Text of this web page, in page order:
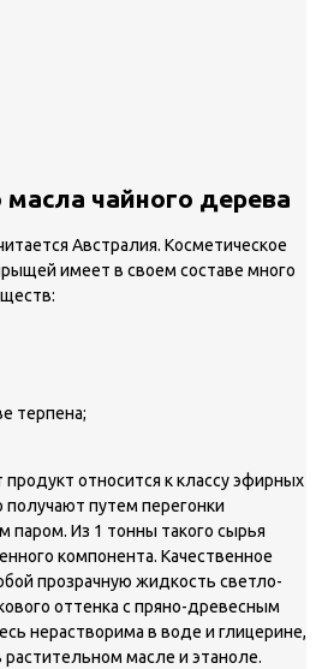
чайного дерева
Австралия. Косметическое
имеет в своем составе много
терпена;
продукт относится к классу эфирных
путем перегонки
паром. Из 1 тонны такого сырья
компонента. Качественное
прозрачную жидкость светло-
оттенка с пряно-древесным
нерастворима в воде и глицерине,
растительном масле и этаноле.